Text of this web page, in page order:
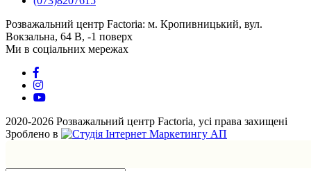
Розважальний центр Factoria: м. Кропивницький, вул.
Вокзальна, 64 В, -1 поверх
Ми в соціальних мережах
2020-2026 Розважальний центр Factoria, усі права захищені
Зроблено в